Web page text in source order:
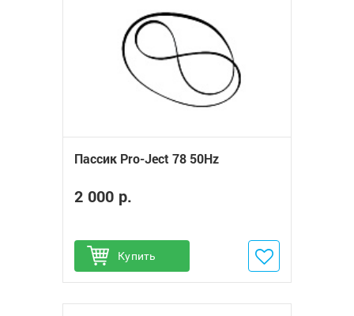
Пассик Pro-Ject 78 50Hz
2 000 р.
Купить
Добавить в избранное